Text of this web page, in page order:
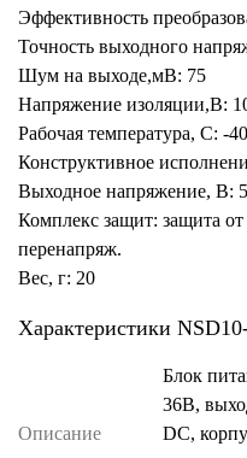
Эффективность
Точность выходного
Шум на выходе,мВ: 75
Напряжение изоляции,В:
Рабочая температура, С: -
Конструктивное
Выходное напряжение, В: 5
Комплекс защит: защита от
перенапряж.
Вес, г: 20
Характеристики
Описание
Блок
36В,
DC,